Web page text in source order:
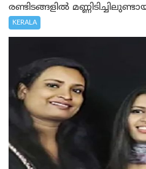
രണ്ടിടങ്ങളിൽ
KERALA